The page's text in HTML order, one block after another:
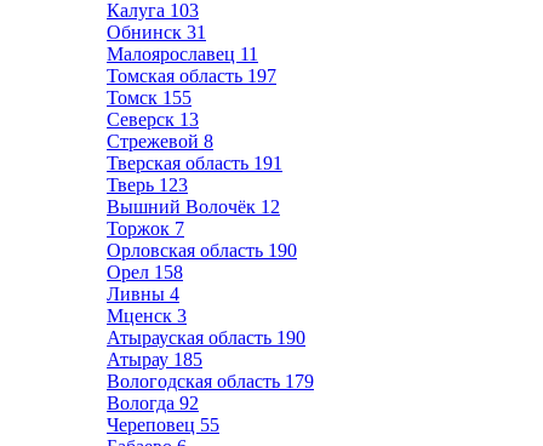
Калуга 103
Обнинск 31
Малоярославец 11
Томская область 197
Томск 155
Северск 13
Стрежевой 8
Тверская область 191
Тверь 123
Вышний Волочёк 12
Торжок 7
Орловская область 190
Орел 158
Ливны 4
Мценск 3
Атырауская область 190
Атырау 185
Вологодская область 179
Вологда 92
Череповец 55